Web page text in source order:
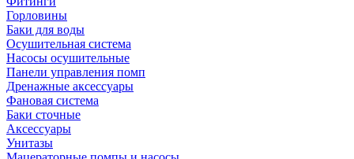
Горловины
Баки для воды
Осушительная система
Насосы осушительные
Панели управления помп
Дренажные аксессуары
Фановая система
Баки сточные
Аксессуары
Унитазы